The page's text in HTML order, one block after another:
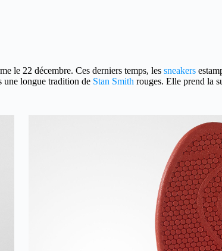
le 22 décembre. Ces derniers temps, les sneakers
une longue tradition de Stan Smith rouges. Elle prend la